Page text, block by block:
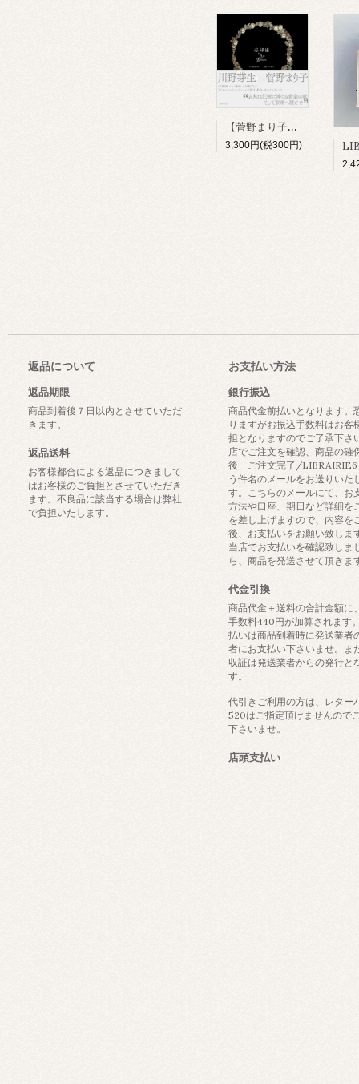
【菅野まり子サイン本】幻想歌絵本『忘却術』(国書刊行会) ※菅野まり子さんのみのサインになります。
3,300円(税300円)
返品について
返品期限
商品到着後７日以内とさせていただ
きます。
返品送料
お客様都合による返品につきまして
はお客様のご負担とさせていただき
ます。不良品に該当する場合は弊社
で負担いたします。
お支払い方法
銀行振込
商品代金前払いとなります。
りますがお振込手数料はお客
担となりますのでご了承下さ
店でご注文を確認、商品の確
後「ご注文完了/LIBRAIRIE6
う件名のメールをお送りいた
す。こちらのメールにて、お
方法や口座、期日など詳細を
を差し上げますので、内容を
後、お支払いをお願い致しま
当店でお支払いを確認致しま
ら、商品を発送させて頂きま
代金引換
商品代金＋送料の合計金額に
手数料440円が加算されます
払いは商品到着時に発送業者
者にお支払い下さいませ。ま
収証は発送業者からの発行と
す。
代引きご利用の方は、レター
520はご指定頂けませんので
下さいませ。
店頭支払い